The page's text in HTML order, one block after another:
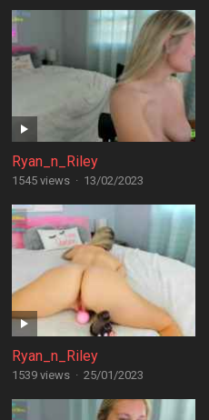
Ryan_n_Riley
1545 views · 13/02/2023
Ryan_n_Riley
1539 views · 25/01/2023